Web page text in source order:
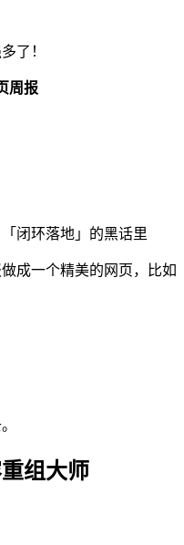
了！
周报
闭环落地」的黑话里
成一个精美的网页，比如
组大师